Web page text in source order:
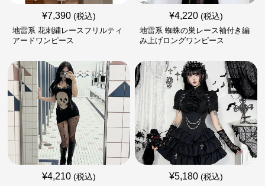
¥7,390 (税込)
地雷系 花刺繍レースフリルティ
アードワンピース
¥4,220 (税込)
地雷系 蜘蛛の巣レース袖付き編
み上げロングワンピース
¥4,210 (税込) ¥5,180 (税込)